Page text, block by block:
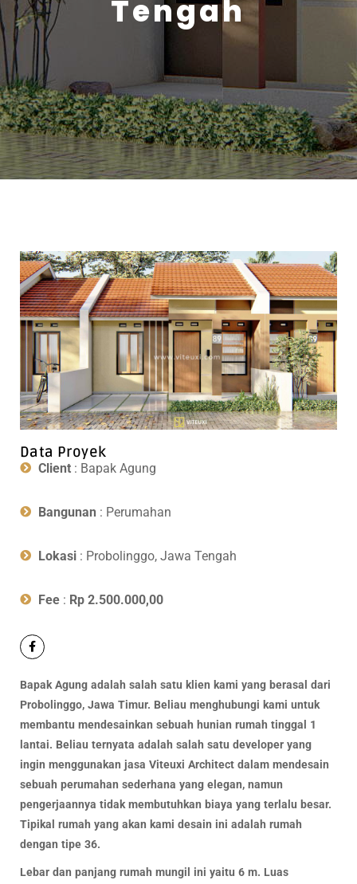
Tengah
Data Proyek
Client: Bapak Agung
Bangunan : Perumahan
Lokasi: Probolinggo, Jawa Tengah
Fee: Rp 2.500.000,00
Bapak Agung adalah salah satu klien kami yang berasal dari
Probolinggo, Jawa Timur. Beliau menghubungi kami untuk
membantu mendesainkan sebuah hunian rumah tinggal 1
lantai. Beliau ternyata adalah salah satu developer yang
ingin menggunakan jasa Viteuxi Architect dalam mendesain
sebuah perumahan sederhana yang elegan, namun
pengerjaannya tidak membutuhkan biaya yang terlalu besar.
Tipikal rumah yang akan kami desain ini adalah rumah
dengan tipe 36.
Lebar dan panjang rumah mungil ini yaitu 6 m. Luas